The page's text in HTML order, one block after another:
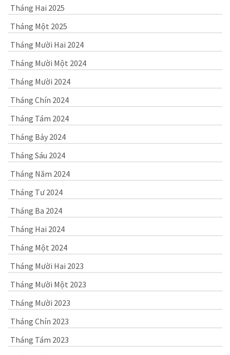
Tháng Hai 2025
Tháng Một 2025
Tháng Mười Hai 2024
Tháng Mười Một 2024
Tháng Mười 2024
Tháng Chín 2024
Tháng Tám 2024
Tháng Bảy 2024
Tháng Sáu 2024
Tháng Năm 2024
Tháng Tư 2024
Tháng Ba 2024
Tháng Hai 2024
Tháng Một 2024
Tháng Mười Hai 2023
Tháng Mười Một 2023
Tháng Mười 2023
Tháng Chín 2023
Tháng Tám 2023